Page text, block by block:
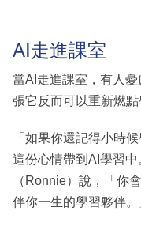
AI走進課室
當AI走進課室，有人
張它反而可以重新燃點
「如果你還記得小時
這份心情帶到AI學習
（Ronnie）說，「你
伴你一生的學習夥伴。